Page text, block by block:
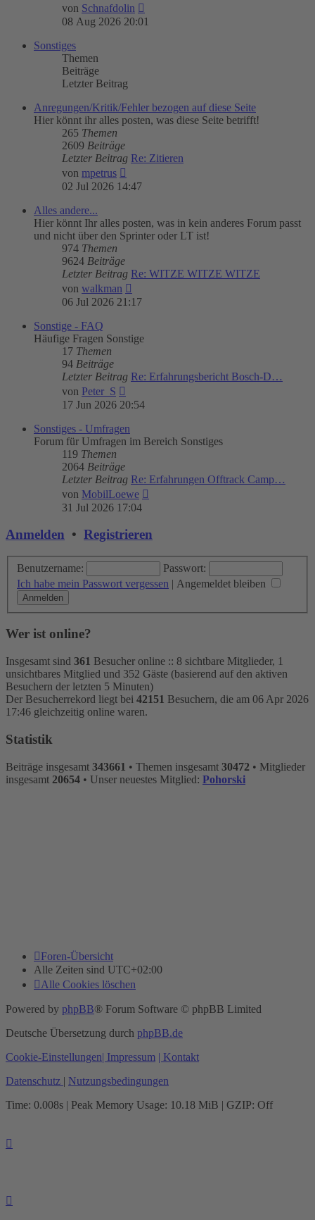
von Schnafdolin
Beitrag
08 Aug 2026 20:01
Sonstiges
Themen
Beiträge
Letzter Beitrag
Anregungen/Kritik/Fehler bezogen auf diese Seite
Hier könnt ihr alles posten, was diese Seite betrifft!
265 Themen
2609 Beiträge
Letzter Beitrag Re: Zitieren
von mpetrus
Beitrag
02 Jul 2026 14:47
Alles andere...
Hier könnt Ihr alles posten, was in kein anderes Forum passt
und nicht über den Sprinter oder LT ist!
974 Themen
9624 Beiträge
Letzter Beitrag Re: WITZE WITZE WITZE
von walkman
Beitrag
06 Jul 2026 21:17
Sonstige - FAQ
Häufige Fragen Sonstige
17 Themen
94 Beiträge
Letzter Beitrag Re: Erfahrungsbericht Bosch-D…
von Peter_S
Beitrag
17 Jun 2026 20:54
Sonstiges - Umfragen
Forum für Umfragen im Bereich Sonstiges
119 Themen
2064 Beiträge
Letzter Beitrag Re: Erfahrungen Offtrack Camp…
von MobilLoewe
31 Jul 2026 17:04
Anmelden • Registrieren
Benutzername:
Passwort:
Ich habe mein Passwort vergessen | Angemeldet bleiben
Wer ist online?
Insgesamt sind 361 Besucher online :: 8 sichtbare Mitglieder, 1
unsichtbares Mitglied und 352 Gäste (basierend auf den aktiven
Besuchern der letzten 5 Minuten)
Der Besucherrekord liegt bei 42151 Besuchern, die am 06 Apr 2026
17:46 gleichzeitig online waren.
Statistik
Beiträge insgesamt 343661 • Themen insgesamt 30472 • Mitglieder
insgesamt 20654 • Unser neuestes Mitglied: Pohorski
Foren-Übersicht
Alle Zeiten sind UTC+02:00
Alle Cookies löschen
Powered by phpBB® Forum Software © phpBB Limited
Deutsche Übersetzung durch phpBB.de
Cookie-Einstellungen| Impressum | Kontakt
Datenschutz | Nutzungsbedingungen
Time: 0.008s | Peak Memory Usage: 10.18 MiB | GZIP: Off